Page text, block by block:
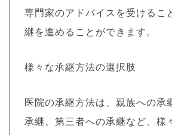
専門家のアドバイスを受けるこ
継を進めることができます。
様々な承継方法の選択肢
医院の承継方法は、親族への承
承継、第三者への承継など、様